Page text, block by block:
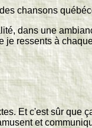
chansons
dans une
ressents à
Et c'est sûr que
et